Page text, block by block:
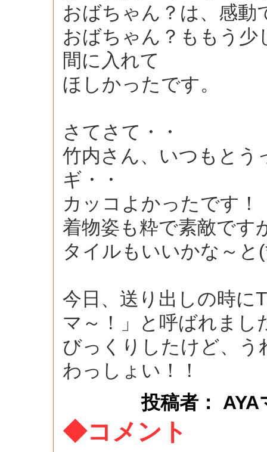
おばちゃん？は、感動
おばちゃん？ももう少
間に入れて
ほしかったです。
さてさて・・
竹内さん、いつもとう
ギ・・
カッコよかったです！
着物姿も粋で素敵です
タイルもいいかな～と
今日、送り出しの時に
マ～！」と呼ばれまし
びっくりしたけど、う
わっしょい！！
投稿者：
◆コメント